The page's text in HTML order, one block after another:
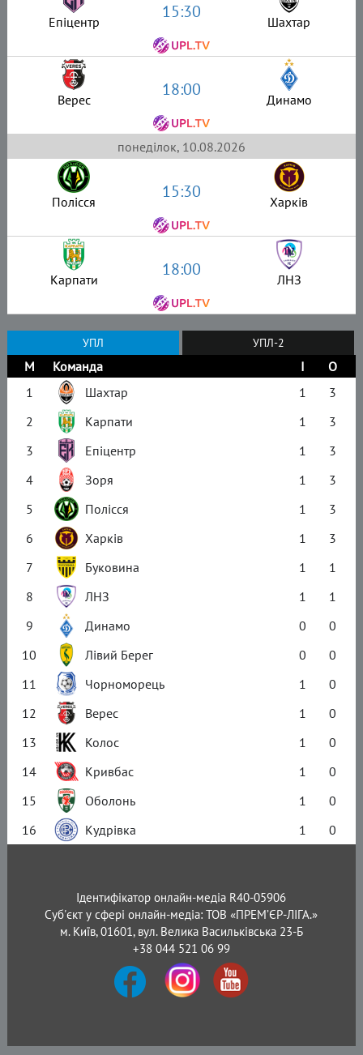
Епіцентр 15:30 Шахтар
Верес 18:00 Динамо
понеділок, 10.08.2026
Полісся 15:30 Харків
Карпати 18:00 ЛНЗ
УПЛ УПЛ-2
М Команда І
О
1
Шахтар 1
3
2
Карпати 1
3
3
Епіцентр 1
3
4
Зоря 1
3
5
Полісся 1
3
6
Харків 1
3
7
Буковина 1
1
8
ЛНЗ 1
1
9
Динамо 0
0
10
Лівий Берег 0
0
11
Чорноморець 1
0
12
Верес 1
0
13
Колос 1
0
14
Кривбас 1
0
15
Оболонь 1
0
16
Кудрівка 1 0
Ідентифікатор онлайн-медіа R40-05906
Суб'єкт у сфері онлайн-медіа: ТОВ «ПРЕМ’ЄР-ЛІГА.»
м. Київ, 01601, вул. Велика Васильківська 23-Б
+38 044 521 06 99